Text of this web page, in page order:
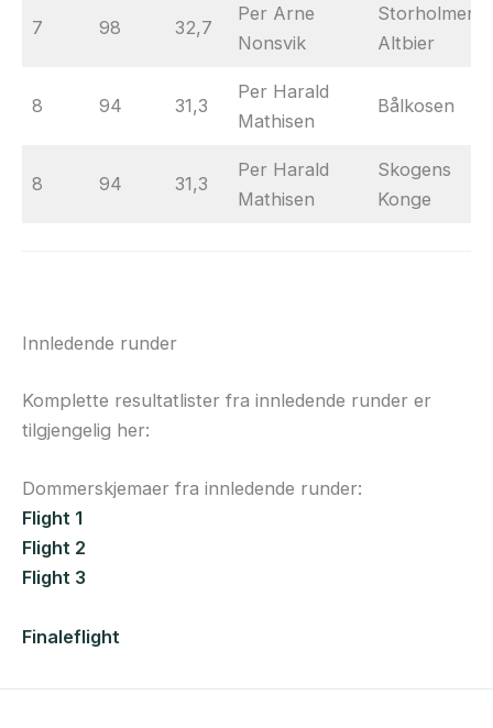
7 98 32,7
Per Arne
Nonsvik
Storholmens
Altbier
8 94 31,3
Per Harald
Mathisen
Bålkosen
8 94 31,3
Per Harald
Mathisen
Skogens
Konge
Innledende runder
Komplette resultatlister fra innledende runder er
tilgjengelig her:
Dommerskjemaer fra innledende runder:
Flight 1
Flight 2
Flight 3
Finaleflight